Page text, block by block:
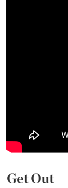
Get Out